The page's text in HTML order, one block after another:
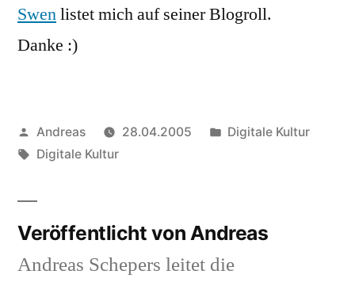
Swenlistet mich auf seiner Blogroll.
Danke :)
Veröffentlicht
von
Andreas 28.04.2005
Veröffentlicht
Digitale Kultur
Schlagwörter:
Digitale Kultur
Veröffentlicht von Andreas
Andreas Schepers leitet die